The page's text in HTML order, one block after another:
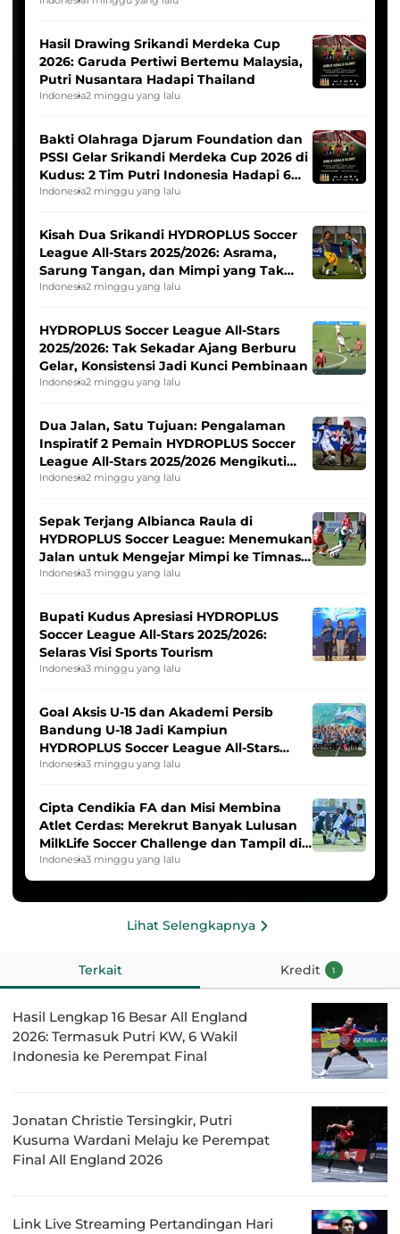
Hasil Drawing Srikandi Merdeka Cup
2026: Garuda Pertiwi Bertemu Malaysia,
Putri Nusantara Hadapi Thailand
Indonesia2 minggu yang lalu
Bakti Olahraga Djarum Foundation dan
PSSI Gelar Srikandi Merdeka Cup 2026 di
Kudus: 2 Tim Putri Indonesia Hadapi 6
Tim Asia
Indonesia2 minggu yang lalu
Kisah Dua Srikandi HYDROPLUS Soccer
League All-Stars 2025/2026: Asrama,
Sarung Tangan, dan Mimpi yang Tak
Pernah Padam
Indonesia2 minggu yang lalu
HYDROPLUS Soccer League All-Stars
2025/2026: Tak Sekadar Ajang Berburu
Gelar, Konsistensi Jadi Kunci Pembinaan
Indonesia2 minggu yang lalu
Dua Jalan, Satu Tujuan: Pengalaman
Inspiratif 2 Pemain HYDROPLUS Soccer
League All-Stars 2025/2026 Mengikuti
Seleksi Timnas Indonesia Putri
Indonesia2 minggu yang lalu
Sepak Terjang Albianca Raula di
HYDROPLUS Soccer League: Menemukan
Jalan untuk Mengejar Mimpi ke Timnas
Indonesia Putri
Indonesia3 minggu yang lalu
Bupati Kudus Apresiasi HYDROPLUS
Soccer League All-Stars 2025/2026:
Selaras Visi Sports Tourism
Indonesia3 minggu yang lalu
Goal Aksis U-15 dan Akademi Persib
Bandung U-18 Jadi Kampiun
HYDROPLUS Soccer League All-Stars
2025/2026
Indonesia3 minggu yang lalu
Cipta Cendikia FA dan Misi Membina
Atlet Cerdas: Merekrut Banyak Lulusan
MilkLife Soccer Challenge dan Tampil di
HYDROPLUS Soccer League
Indonesia3 minggu yang lalu
Lihat Selengkapnya
Terkait Kredit 1
Hasil Lengkap 16 Besar All England
2026: Termasuk Putri KW, 6 Wakil
Indonesia ke Perempat Final
Jonatan Christie Tersingkir, Putri
Kusuma Wardani Melaju ke Perempat
Final All England 2026
Link Live Streaming Pertandingan Hari